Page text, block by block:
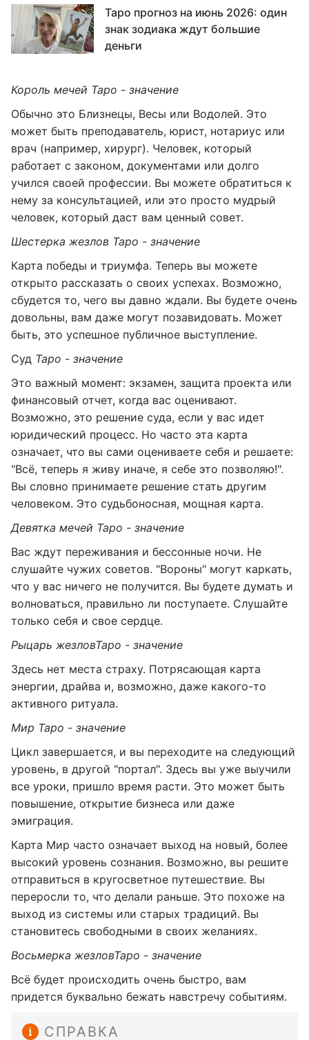
Таро прогноз на июнь 2026: один
знак зодиака ждут большие
деньги
Король мечей Таро - значение
Обычно это Близнецы, Весы или Водолей. Это
может быть преподаватель, юрист, нотариус или
врач (например, хирург). Человек, который
работает с законом, документами или долго
учился своей профессии. Вы можете обратиться к
нему за консультацией, или это просто мудрый
человек, который даст вам ценный совет.
Шестерка жезлов Таро - значение
Карта победы и триумфа. Теперь вы можете
открыто рассказать о своих успехах. Возможно,
сбудется то, чего вы давно ждали. Вы будете очень
довольны, вам даже могут позавидовать. Может
быть, это успешное публичное выступление.
Суд Таро - значение
Это важный момент: экзамен, защита проекта или
финансовый отчет, когда вас оценивают.
Возможно, это решение суда, если у вас идет
юридический процесс. Но часто эта карта
означает, что вы сами оцениваете себя и решаете:
"Всё, теперь я живу иначе, я себе это позволяю!".
Вы словно принимаете решение стать другим
человеком. Это судьбоносная, мощная карта.
Девятка мечей Таро - значение
Вас ждут переживания и бессонные ночи. Не
слушайте чужих советов. "Вороны" могут каркать,
что у вас ничего не получится. Вы будете думать и
волноваться, правильно ли поступаете. Слушайте
только себя и свое сердце.
Рыцарь жезловТаро - значение
Здесь нет места страху. Потрясающая карта
энергии, драйва и, возможно, даже какого-то
активного ритуала.
Мир Таро - значение
Цикл завершается, и вы переходите на следующий
уровень, в другой "портал". Здесь вы уже выучили
все уроки, пришло время расти. Это может быть
повышение, открытие бизнеса или даже
эмиграция.
Карта Мир часто означает выход на новый, более
высокий уровень сознания. Возможно, вы решите
отправиться в кругосветное путешествие. Вы
переросли то, что делали раньше. Это похоже на
выход из системы или старых традиций. Вы
становитесь свободными в своих желаниях.
Восьмерка жезловТаро - значение
Всё будет происходить очень быстро, вам
придется буквально бежать навстречу событиям.
СПРАВКА